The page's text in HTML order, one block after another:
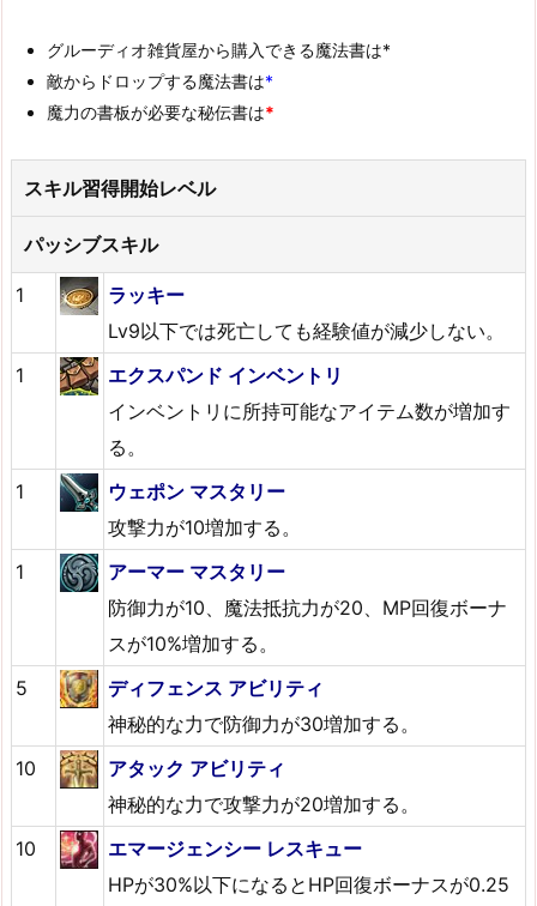
グルーディオ雑貨屋から購入できる魔法書は*
敵からドロップする魔法書は*
魔力の書板が必要な秘伝書は*
スキル習得開始レベル
パッシブスキル
1
ラッキー
Lv9以下では死亡しても経験値が減少しない。
1
エクスパンド インベントリ
インベントリに所持可能なアイテム数が増加す
る。
1
ウェポン マスタリー
攻撃力が10増加する。
1
アーマー マスタリー
防御力が10、魔法抵抗力が20、MP回復ボーナ
スが10%増加する。
5
ディフェンス アビリティ
神秘的な力で防御力が30増加する。
10
アタック アビリティ
神秘的な力で攻撃力が20増加する。
10
エマージェンシー レスキュー
HPが30%以下になるとHP回復ボーナスが0.25